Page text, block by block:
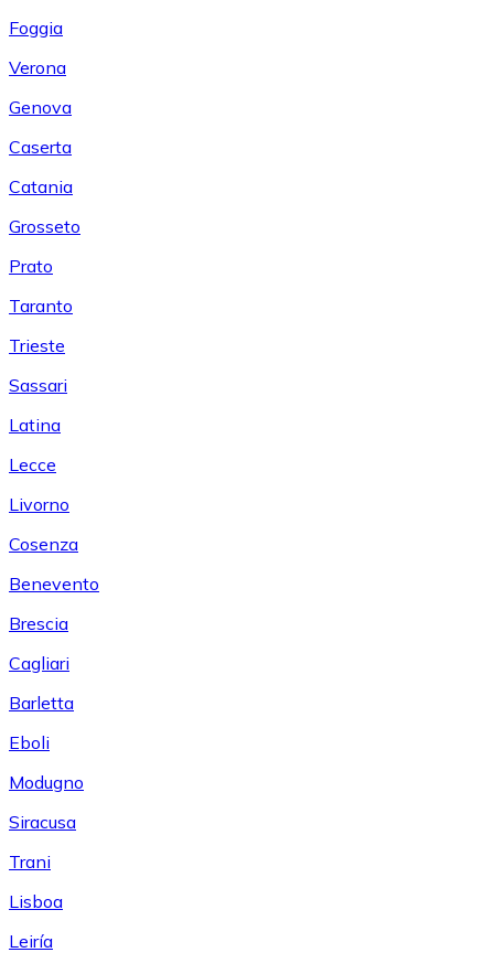
Foggia
Verona
Genova
Caserta
Catania
Grosseto
Prato
Taranto
Trieste
Sassari
Latina
Lecce
Livorno
Cosenza
Benevento
Brescia
Cagliari
Barletta
Eboli
Modugno
Siracusa
Trani
Lisboa
Leiría